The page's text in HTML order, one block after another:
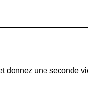
donnez une seconde